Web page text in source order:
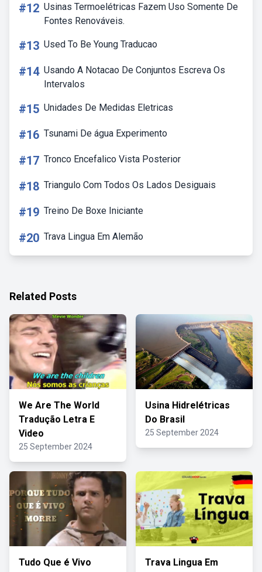
#12 Usinas Termoelétricas Fazem Uso Somente De
Fontes Renováveis.
#13 Used To Be Young Traducao
#14 Usando A Notacao De Conjuntos Escreva Os
Intervalos
#15 Unidades De Medidas Eletricas
#16 Tsunami De água Experimento
#17 Tronco Encefalico Vista Posterior
#18 Triangulo Com Todos Os Lados Desiguais
#19 Treino De Boxe Iniciante
#20 Trava Lingua Em Alemão
Related Posts
We Are The World
Tradução Letra E
Video
25 September 2024
Usina Hidrelétricas
Do Brasil
25 September 2024
Tudo Que é Vivo
Trava Lingua Em